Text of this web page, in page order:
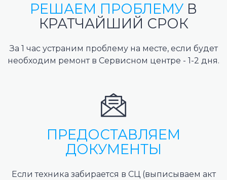
РЕШАЕМ ПРОБЛЕМУ В
КРАТЧАЙШИЙ СРОК
За 1 час устраним проблему на месте, если будет
необходим ремонт в Сервисном центре - 1-2 дня.
ПРЕДОСТАВЛЯЕМ
ДОКУМЕНТЫ
Если техника забирается в СЦ (выписываем акт